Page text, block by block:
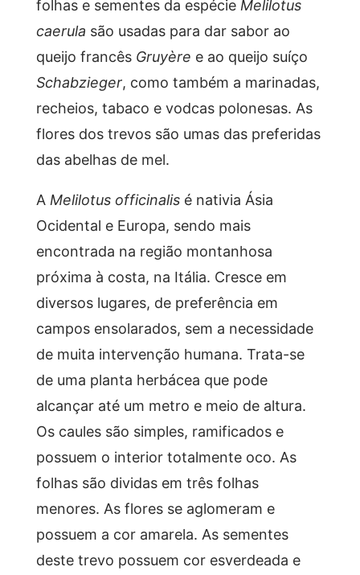
folhas e sementes da espécie Melilotus
caerula são usadas para dar sabor ao
queijo francês Gruyère e ao queijo suíço
Schabzieger, como também a marinadas,
recheios, tabaco e vodcas polonesas. As
flores dos trevos são umas das preferidas
das abelhas de mel.
A Melilotus officinalisé nativia Ásia
Ocidental e Europa, sendo mais
encontrada na região montanhosa
próxima à costa, na Itália. Cresce em
diversos lugares, de preferência em
campos ensolarados, sem a necessidade
de muita intervenção humana. Trata-se
de uma planta herbácea que pode
alcançar até um metro e meio de altura.
Os caules são simples, ramificados e
possuem o interior totalmente oco. As
folhas são dividas em três folhas
menores. As flores se aglomeram e
possuem a cor amarela. As sementes
deste trevo possuem cor esverdeada e